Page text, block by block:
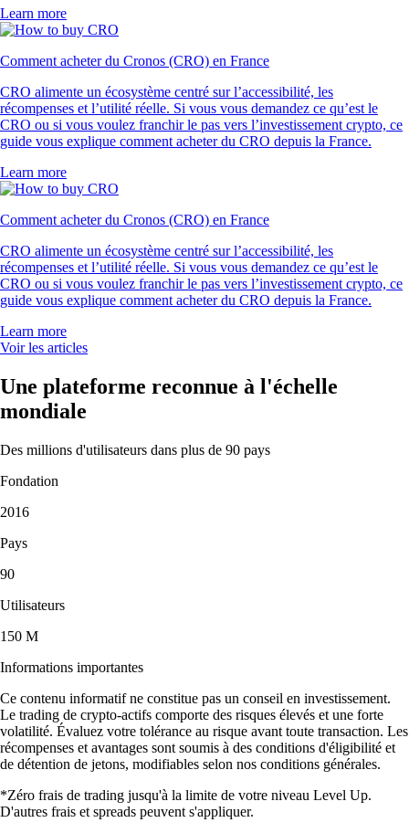
Learn more
Comment acheter du Cronos (CRO) en France
CRO alimente un écosystème centré sur l’accessibilité, les
récompenses et l’utilité réelle. Si vous vous demandez ce qu’est le
CRO ou si vous voulez franchir le pas vers l’investissement crypto, ce
guide vous explique comment acheter du CRO depuis la France.
Learn more
Comment acheter du Cronos (CRO) en France
CRO alimente un écosystème centré sur l’accessibilité, les
récompenses et l’utilité réelle. Si vous vous demandez ce qu’est le
CRO ou si vous voulez franchir le pas vers l’investissement crypto, ce
guide vous explique comment acheter du CRO depuis la France.
Learn more
Voir les articles
Une plateforme reconnue à l'échelle
mondiale
Des millions d'utilisateurs dans plus de 90 pays
Fondation
2016
Pays
90
Utilisateurs
150 M
Informations importantes
Ce contenu informatif ne constitue pas un conseil en investissement.
Le trading de crypto-actifs comporte des risques élevés et une forte
volatilité. Évaluez votre tolérance au risque avant toute transaction. Les
récompenses et avantages sont soumis à des conditions d'éligibilité et
de détention de jetons, modifiables selon nos conditions générales.
*Zéro frais de trading jusqu'à la limite de votre niveau Level Up.
D'autres frais et spreads peuvent s'appliquer.